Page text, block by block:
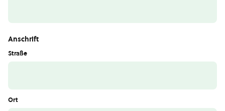
Anschrift
Straße
Ort